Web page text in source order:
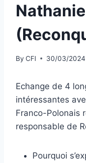
By CFI 30/03/2024
Echange de 4
intéressantes
Franco-Polonais
responsable de
Pourquoi